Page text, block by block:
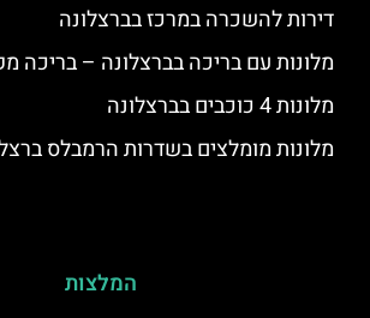
דירות להשכרה במרכז בברצלונה
מלונות עם בריכה בברצלונה – בריכה
מלונות 4 כוכבים בברצלונה
מלונות מומלצים בשדרות הרמבלס
המלצות